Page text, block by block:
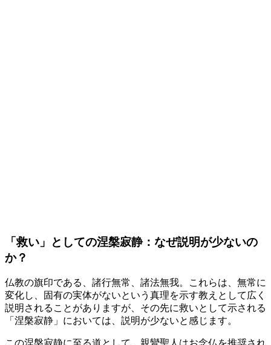
「救い」としての涅槃寂静：なぜ説明が少ないの
か？
仏教の旗印である、諸行無常、諸法無我。これらは、無常に
変化し、固有の実体がないという真理を示す教えとして広く
説明されることがありますが、その先に救いとして示される
「涅槃寂静」においては、説明が少ないと感じます。